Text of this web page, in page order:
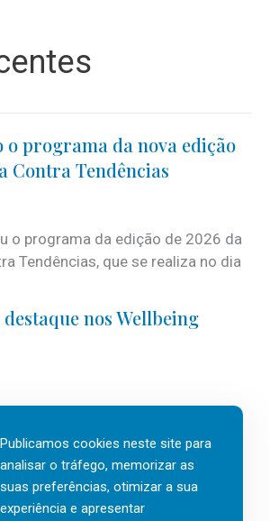
o programa da nova edição
Contra Tendências
o programa da edição de 2026 da
Tendências, que se realiza no dia
nos Wellbeing
first está de regresso aos
integrando o Top Wellbeing 2026.
um talento místico.»
Publicamos cookies neste site para
analisar o tráfego, memorizar as
suas preferências, otimizar a sua
experiência e apresentar